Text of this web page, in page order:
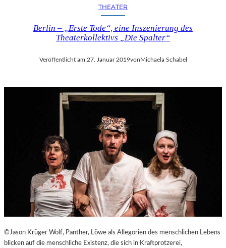
THEATER
Berlin – „Erste Tode“, eine Inszenierung des
Theaterkollektivs „Die Spalter“
Veröffentlicht am:27. Januar 2019vonMichaela Schabel
©Jason Krüger Wolf, Panther, Löwe als Allegorien des menschlichen Lebens
blicken auf die menschliche Existenz, die sich in Kraftprotzerei,